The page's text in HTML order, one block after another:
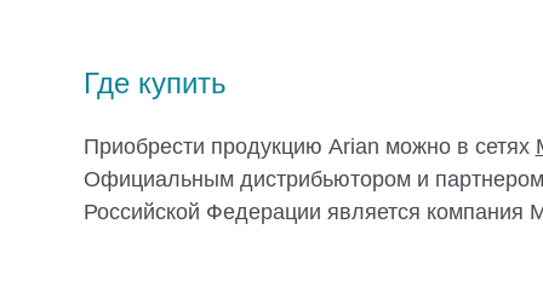
Где купить
Приобрести продукцию Arian можно в сетях
Официальным дистрибьютором и
Российской Федерации является компания